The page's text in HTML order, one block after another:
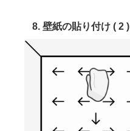
8. 壁紙の貼り付け ( 2 )